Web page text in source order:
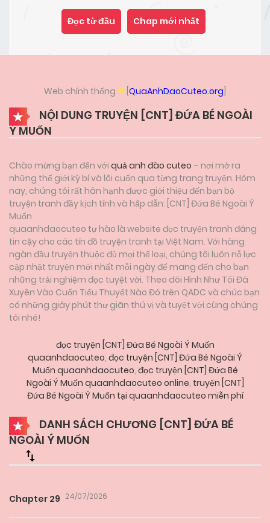
Đọc từ đầu Chap mới nhất
Web chính thống [QuaAnhDaoCuteo.org
NỘI DUNG TRUYỆN [CNT] ĐỨA BÉ NGOÀI
Ý MUỐN
Chào mừng bạn đến với quả anh đào cuteo – nơi mở ra
những thế giới kỳ bí và lôi cuốn qua từng trang truyện. Hôm
nay, chúng tôi rất hân hạnh được giới thiệu đến bạn bộ
truyện tranh đầy kịch tính và hấp dẫn: [CNT] Đứa Bé Ngoài Ý
Muốn
quaanhdaocuteo tự hào là website đọc truyện tranh đáng
tin cậy cho các tín đồ truyện tranh tại Việt Nam. Với hàng
ngàn đầu truyện thuộc đủ mọi thể loại, chúng tôi luôn nỗ lực
cập nhật truyện mới nhất mỗi ngày để mang đến cho bạn
những trải nghiệm đọc tuyệt vời. Theo dõi Hình Như Tôi Đã
Xuyên Vào Cuốn Tiểu Thuyết Nào Đó trên QADC và chúc bạn
có những giây phút thư giãn thú vị và tuyệt vời cùng chúng
tôi nhé!
đọc truyện [CNT] Đứa Bé Ngoài Ý Muốn
quaanhdaocuteo, đọc truyện [CNT] Đứa Bé Ngoài Ý
Muốn quaanhdaocuteo, đọc truyện [CNT] Đứa Bé
Ngoài Ý Muốn quaanhdaocuteo online, truyện [CNT]
Đứa Bé Ngoài Ý Muốn tại quaanhdaocuteo miễn phí
DANH SÁCH CHƯƠNG [CNT] ĐỨA BÉ
NGOÀI Ý MUỐN
Chapter 29 24/07/2026